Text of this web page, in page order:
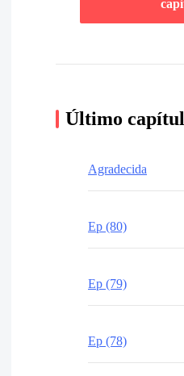
Último
Agradecida
Ep (80)
Ep (79)
Ep (78)